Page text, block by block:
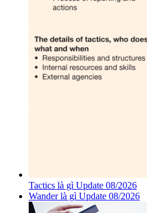
Tactics là gì Update 08/2026
Wander là gì Update 08/2026